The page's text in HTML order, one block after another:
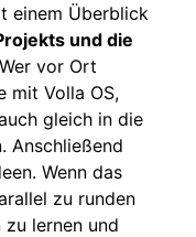
einem Überblick
und die
vor Ort
mit Volla OS,
gleich in die
Anschließend
Wenn das
zu runden
lernen und